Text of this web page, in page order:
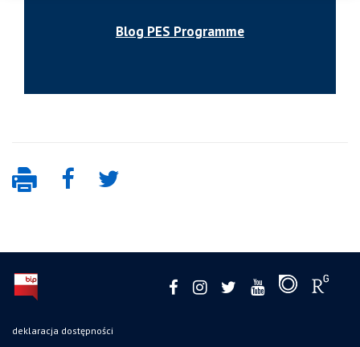
Blog PES Programme
deklaracja dostępności